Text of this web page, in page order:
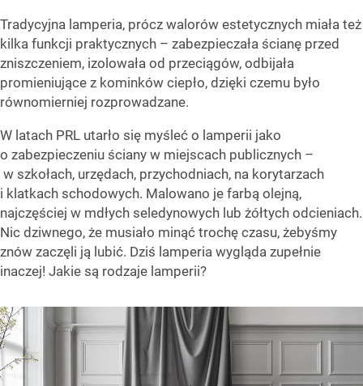
Tradycyjna lamperia, prócz walorów estetycznych miała też
kilka funkcji praktycznych – zabezpieczała ścianę przed
zniszczeniem, izolowała od przeciągów, odbijała
promieniujące z kominków ciepło, dzięki czemu było
równomierniej rozprowadzane.
W latach PRL utarło się myśleć o lamperii jako
o zabezpieczeniu ściany w miejscach publicznych –
w szkołach, urzędach, przychodniach, na korytarzach
i klatkach schodowych. Malowano je farbą olejną,
najczęściej w mdłych seledynowych lub żółtych odcieniach.
Nic dziwnego, że musiało minąć trochę czasu, żebyśmy
znów zaczęli ją lubić. Dziś lamperia wygląda zupełnie
inaczej! Jakie są rodzaje lamperii?